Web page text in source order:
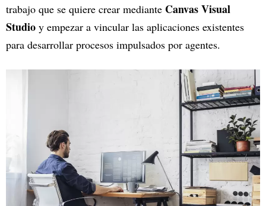
trabajo que se quiere crear mediante Canvas Visual
Studio y empezar a vincular las aplicaciones existentes
para desarrollar procesos impulsados por agentes.